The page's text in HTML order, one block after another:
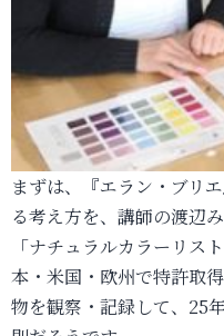
まずは、『エラン・ブリ
る考え方を、講師の渡辺
「ナチュラルカラーリス
本・米国・欧州で特許取
物を観察・記録して、25